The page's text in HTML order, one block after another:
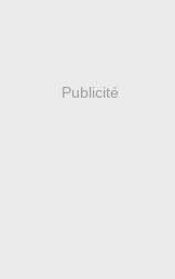
Publicité